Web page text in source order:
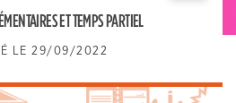
ET TEMPS PARTIEL
LE 29/09/2022